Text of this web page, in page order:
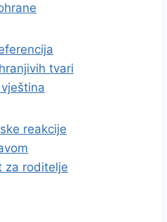
tvari
reakcije
za roditelje